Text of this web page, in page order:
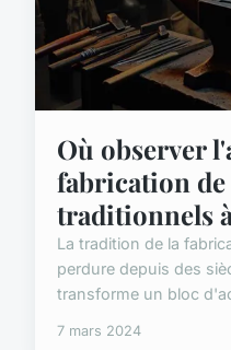
Où observer
fabrication de
traditionnels
La tradition de la
perdure depuis des
transforme un bloc
7 mars 2024